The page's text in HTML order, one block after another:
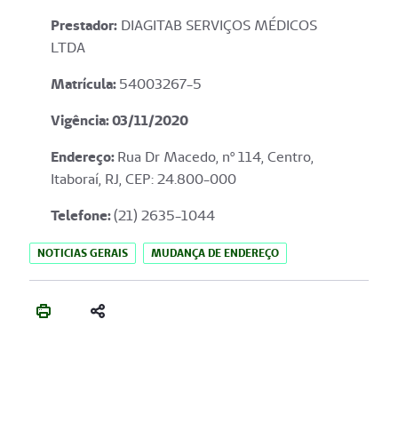
Prestador: DIAGITAB SERVIÇOS MÉDICOS
LTDA
Matrícula:54003267-5
Vigência: 03/11/2020
Endereço:Rua Dr Macedo, nº 114, Centro,
Itaboraí, RJ, CEP: 24.800-000
Telefone:(21) 2635-1044
NOTICIAS GERAIS MUDANÇA DE ENDEREÇO